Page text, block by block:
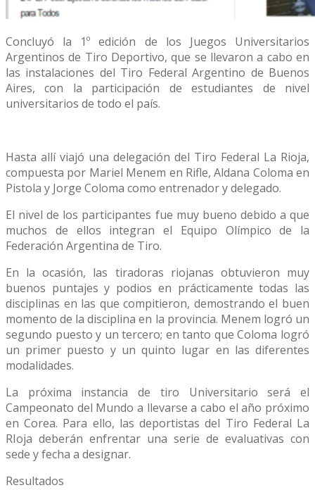
Concluyó la 1º edición de los Juegos Universitarios
Argentinos de Tiro Deportivo, que se llevaron a cabo en
las instalaciones del Tiro Federal Argentino de Buenos
Aires, con la participación de estudiantes de nivel
universitarios de todo el país.
Hasta allí viajó una delegación del Tiro Federal La Rioja,
compuesta por Mariel Menem en Rifle, Aldana Coloma en
Pistola y Jorge Coloma como entrenador y delegado.
El nivel de los participantes fue muy bueno debido a que
muchos de ellos integran el Equipo Olímpico de la
Federación Argentina de Tiro.
En la ocasión, las tiradoras riojanas obtuvieron muy
buenos puntajes y podios en prácticamente todas las
disciplinas en las que compitieron, demostrando el buen
momento de la disciplina en la provincia. Menem logró un
segundo puesto y un tercero; en tanto que Coloma logró
un primer puesto y un quinto lugar en las diferentes
modalidades.
La próxima instancia de tiro Universitario será el
Campeonato del Mundo a llevarse a cabo el año próximo
en Corea. Para ello, las deportistas del Tiro Federal La
RIoja deberán enfrentar una serie de evaluativas con
sede y fecha a designar.
Resultados